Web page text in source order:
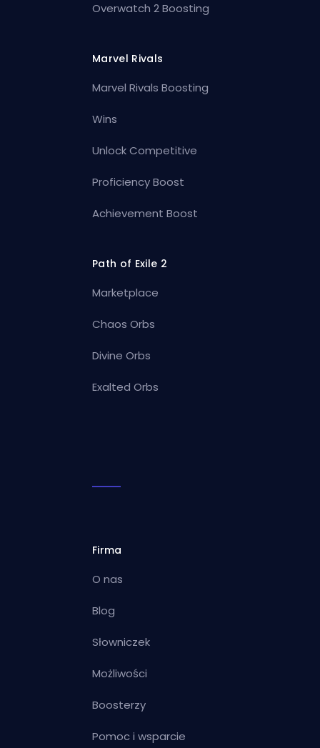
Overwatch 2 Boosting
Marvel Rivals
Marvel Rivals Boosting
Wins
Unlock Competitive
Proficiency Boost
Achievement Boost
Path of Exile 2
Marketplace
Chaos Orbs
Divine Orbs
Exalted Orbs
Firma
O nas
Blog
Słowniczek
Możliwości
Boosterzy
Pomoc i wsparcie